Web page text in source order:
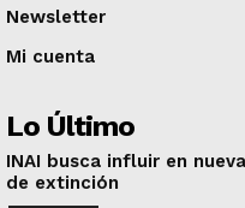
Newsletter
Mi cuenta
Lo Último
INAI busca influir en
de extinción